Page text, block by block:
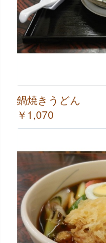
鍋焼きうどん
￥1,070